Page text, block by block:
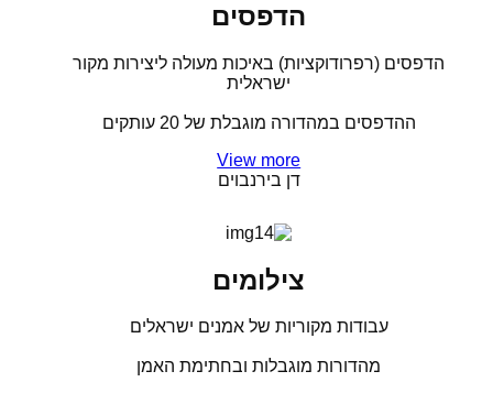
הדפסים
הדפסים (רפרודוקציות) באיכות מעולה ליצירות מקור
ישראלית
ההדפסים במהדורה מוגבלת של 20 עותקים
View more
דן בירנבוים
צילומים
עבודות מקוריות של אמנים ישראלים
מהדורות מוגבלות ובחתימת האמן